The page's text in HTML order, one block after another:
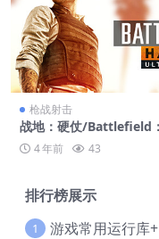
枪战射击
战地：硬仗/Battlefield
dline4 年前 43
排行榜展示
1 游戏常用运行库